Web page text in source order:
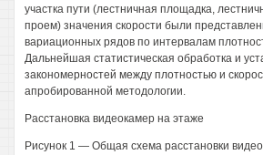
участка пути (лестничная площадка,
проем) значения скорости были
вариационных рядов по интервалам
Дальнейшая статистическая обработка и
закономерностей между плотностью и
апробированной методологии.
Расстановка видеокамер на этаже
Рисунок 1 — Общая схема расстановки